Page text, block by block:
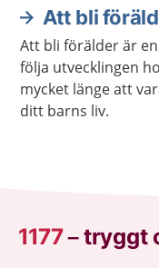
Att bli
Att bli förälder är
följa utvecklingen
mycket länge att
ditt barns liv.
1177–tryggt